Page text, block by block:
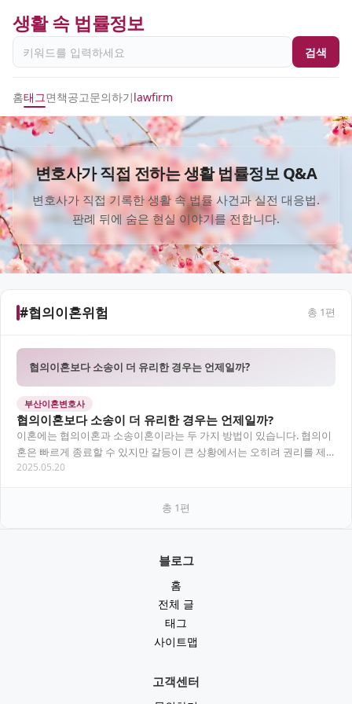
생활 속 법률정보
검색
홈태그면책공고문의하기lawfirm
변호사가 직접 전하는 생활 법률정보 Q&A
변호사가 직접 기록한 생활 속 법률 사건과 실전 대응법.
판례 뒤에 숨은 현실 이야기를 전합니다.
#협의이혼위험 총 1편
협의이혼보다 소송이 더 유리한 경우는 언제일까?
부산이혼변호사
협의이혼보다 소송이 더 유리한 경우는 언제일까?
이혼에는 협의이혼과 소송이혼이라는 두 가지 방법이 있습니다. 협의이
혼은 빠르게 종료할 수 있지만 갈등이 큰 상황에서는 오히려 권리를 제
대로 보호받지 못할 수 있습니다. 위자료, 양…
2025.05.20
총 1편
블로그
홈
전체 글
태그
사이트맵
고객센터